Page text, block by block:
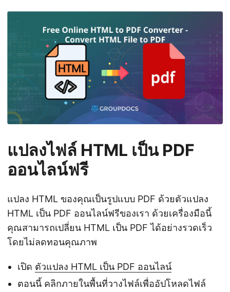
แปลงไฟล์ HTML เป็น PDF
ออนไลน์ฟรี
แปลง HTML ของคุณเป็นรูปแบบ PDF ด้วยตัวแปลง
HTML เป็น PDF ออนไลน์ฟรีของเรา ด้วยเครื่องมือนี้
คุณสามารถเปลี่ยน HTML เป็น PDF ได้อย่างรวดเร็ว
โดยไม่ลดทอนคุณภาพ
เปิด ตัวแปลง HTML เป็น PDF ออนไลน์
ตอนนี้ คลิกภายในพื้นที่วางไฟล์เพื่ออัปโหลดไฟล์